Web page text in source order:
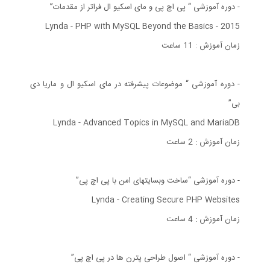
- دوره آموزشی “ پی اچ پی و مای اسکیو ال فراتر از مقدمات”
Lynda - PHP with MySQL Beyond the Basics - 2015
زمان آموزش : 11 ساعت
- دوره آموزشی “ موضوعات پیشرفته در مای اسکیو ال و ماریا دی
بی”
Lynda - Advanced Topics in MySQL and MariaDB
زمان آموزش : 2 ساعت
- دوره آموزشی “ساخت وبسایتهای امن با پی اچ پی”
Lynda - Creating Secure PHP Websites
زمان آموزش : 4 ساعت
- دوره آموزشی “ اصول طراحی پترن ها در پی اچ پی”